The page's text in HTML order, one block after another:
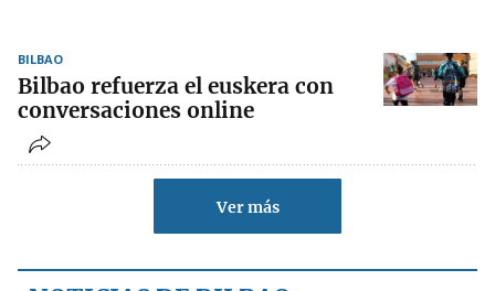
BILBAO
Bilbao refuerza el euskera con
conversaciones online
Ver más